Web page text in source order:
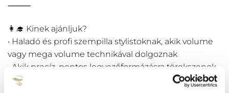
⸻
👩‍🎓 Kinek ajánljuk?
• Haladó és profi szempilla stylistoknak, akik volume
vagy mega volume technikával dolgoznak
• Akik precíz, pontos legyezőformázásra törekszenek
• Akik vékony, kézhezálló eszközt keresnek, ami nem